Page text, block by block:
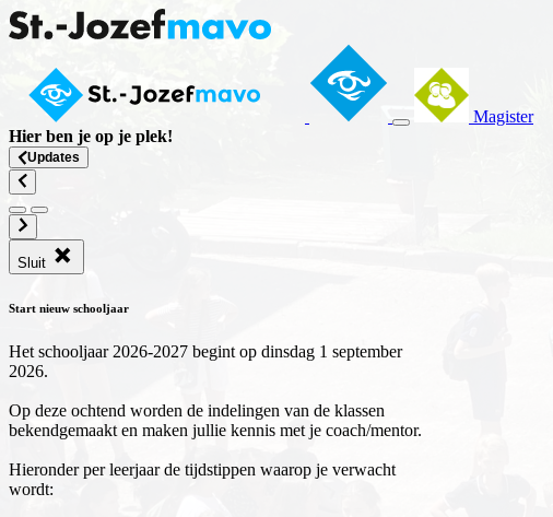
Magister
Hier ben je op je plek!
Updates
Sluit
Start nieuw schooljaar
Het schooljaar 2026-2027 begint op dinsdag 1 september
2026.
Op deze ochtend worden de indelingen van de klassen
bekendgemaakt en maken jullie kennis met je coach/mentor.
Hieronder per leerjaar de tijdstippen waarop je verwacht
wordt: